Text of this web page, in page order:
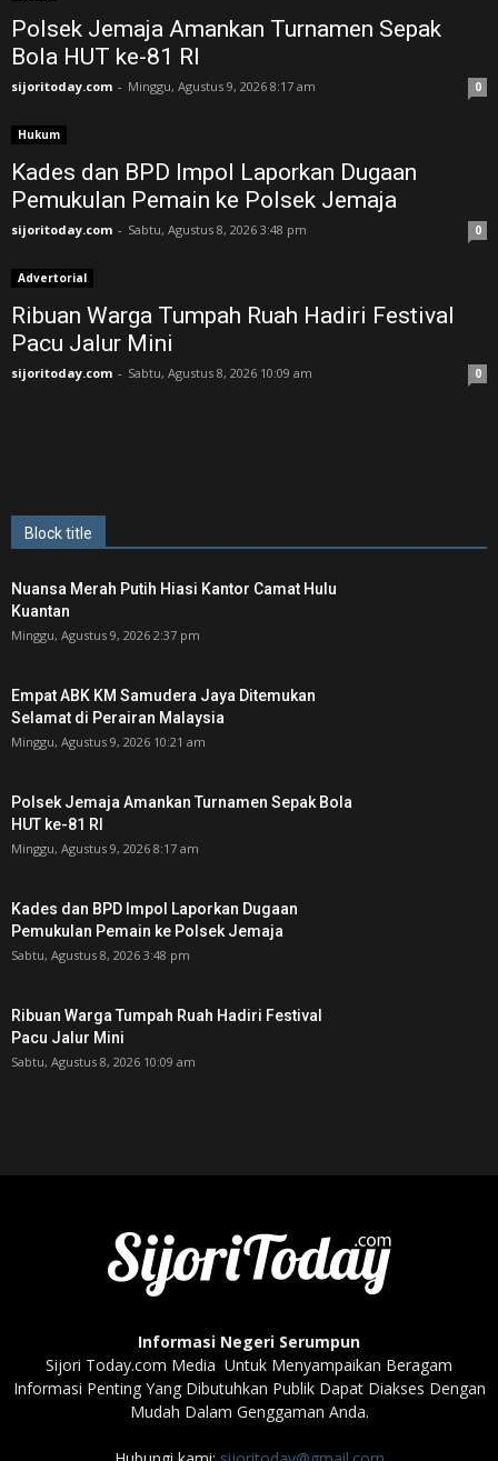
Polsek Jemaja Amankan Turnamen Sepak
Bola HUT ke-81 RI ‎
sijoritoday.com - Minggu, Agustus 9, 2026 8:17 am 0
Hukum
Kades dan BPD Impol Laporkan Dugaan
Pemukulan Pemain ke Polsek Jemaja
sijoritoday.com - Sabtu, Agustus 8, 2026 3:48 pm 0
Advertorial
Ribuan Warga Tumpah Ruah Hadiri Festival
Pacu Jalur Mini
sijoritoday.com - Sabtu, Agustus 8, 2026 10:09 am 0
Block title
Nuansa Merah Putih Hiasi Kantor Camat Hulu
Kuantan
Minggu, Agustus 9, 2026 2:37 pm
Empat ABK KM Samudera Jaya Ditemukan
Selamat di Perairan Malaysia
Minggu, Agustus 9, 2026 10:21 am
Polsek Jemaja Amankan Turnamen Sepak Bola
HUT ke-81 RI ‎
Minggu, Agustus 9, 2026 8:17 am
Kades dan BPD Impol Laporkan Dugaan
Pemukulan Pemain ke Polsek Jemaja
Sabtu, Agustus 8, 2026 3:48 pm
Ribuan Warga Tumpah Ruah Hadiri Festival
Pacu Jalur Mini
Sabtu, Agustus 8, 2026 10:09 am
Informasi Negeri Serumpun
Sijori Today.com Media Untuk Menyampaikan Beragam
Informasi Penting Yang Dibutuhkan Publik Dapat Diakses Dengan
Mudah Dalam Genggaman Anda.